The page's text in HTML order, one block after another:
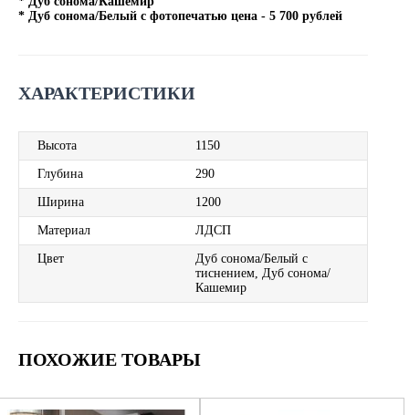
* Дуб сонома/Белый с фотопечатью цена - 5 700 рублей
ХАРАКТЕРИСТИКИ
Высота 1150
Глубина 290
Ширина 1200
Материал ЛДСП
Цвет
Дуб сонома/Белый с
тиснением, Дуб сонома/
Кашемир
ПОХОЖИЕ ТОВАРЫ